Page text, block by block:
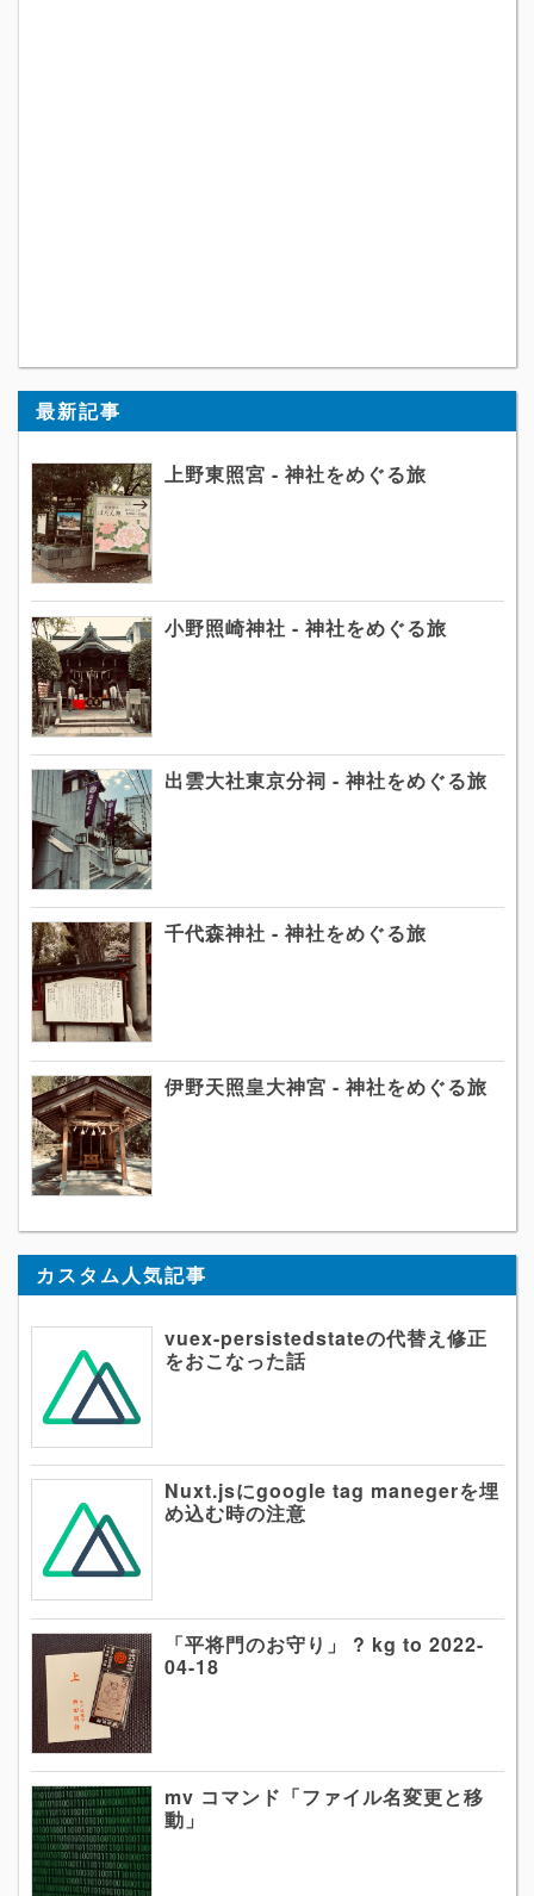
最新記事
上野東照宮 - 神社をめぐる旅
小野照崎神社 - 神社をめぐる旅
出雲大社東京分祠 - 神社をめぐる旅
千代森神社 - 神社をめぐる旅
伊野天照皇大神宮 - 神社をめぐる旅
カスタム人気記事
vuex-persistedstateの代替え修正
をおこなった話
Nuxt.jsにgoogle tag manegerを埋
め込む時の注意
「平将門のお守り」 ? kg to 2022-
04-18
mv コマンド「ファイル名変更と移
動」